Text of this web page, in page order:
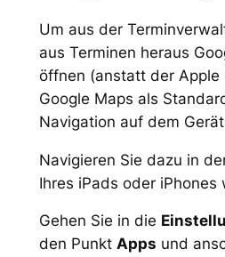
Um aus der
aus Terminen heraus
öffnen (anstatt der Apple
Google Maps als
Navigation auf dem
Navigieren Sie dazu in
Ihres iPads oder iPhones
Gehen Sie in die
den Punkt Apps und